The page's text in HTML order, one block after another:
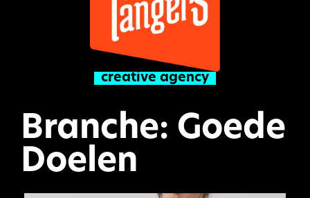
creative agency
Branche: Goede
Doelen